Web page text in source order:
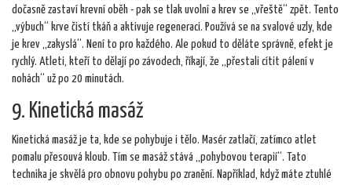
dočasně zastaví krevní oběh - pak se tlak uvolní a krev se „vřeště“ zpět. Tento
„výbuch“ krve čistí tkáň a aktivuje regeneraci. Používá se na svalové uzly, kde
je krev „zakyslá“. Není to pro každého. Ale pokud to děláte správně, efekt je
rychlý. Atleti, kteří to dělají po závodech, říkají, že „přestali cítit pálení v
nohách“ už po 20 minutách.
9. Kinetická masáž
Kinetická masáž je ta, kde se pohybuje i tělo. Masér zatlačí, zatímco atlet
pomalu přesouvá kloub. Tím se masáž stává „pohybovou terapií“. Tato
technika je skvělá pro obnovu pohybu po zranění. Například, když máte ztuhlé